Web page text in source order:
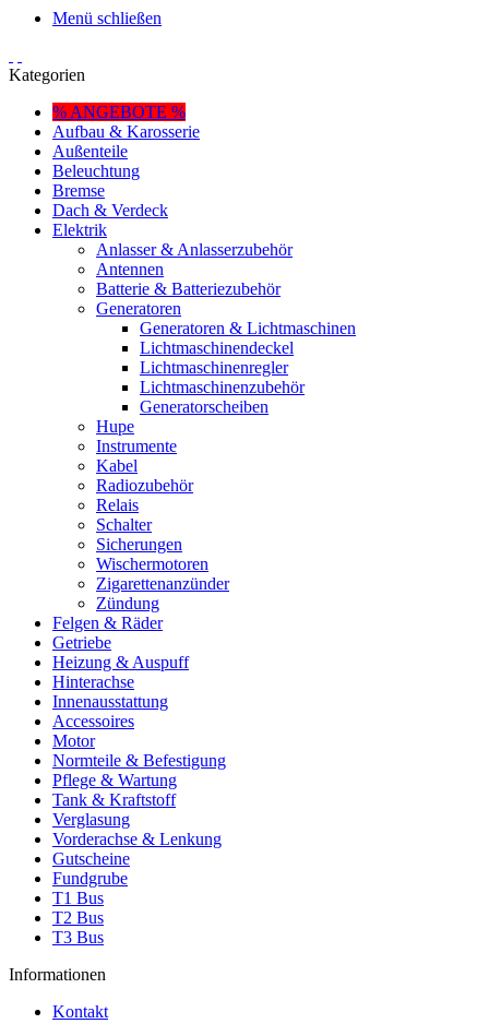
Menü schließen
Kategorien
% ANGEBOTE %
Aufbau & Karosserie
Außenteile
Beleuchtung
Bremse
Dach & Verdeck
Elektrik
Anlasser & Anlasserzubehör
Antennen
Batterie & Batteriezubehör
Generatoren
Generatoren & Lichtmaschinen
Lichtmaschinendeckel
Lichtmaschinenregler
Lichtmaschinenzubehör
Generatorscheiben
Hupe
Instrumente
Kabel
Radiozubehör
Relais
Schalter
Sicherungen
Wischermotoren
Zigarettenanzünder
Zündung
Felgen & Räder
Getriebe
Heizung & Auspuff
Hinterachse
Innenausstattung
Accessoires
Motor
Normteile & Befestigung
Pflege & Wartung
Tank & Kraftstoff
Verglasung
Vorderachse & Lenkung
Gutscheine
Fundgrube
T1 Bus
T2 Bus
T3 Bus
Informationen
Kontakt